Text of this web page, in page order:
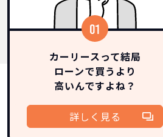
カーリースって結局
ローンで買うより
高いんですよね？
詳しく見る